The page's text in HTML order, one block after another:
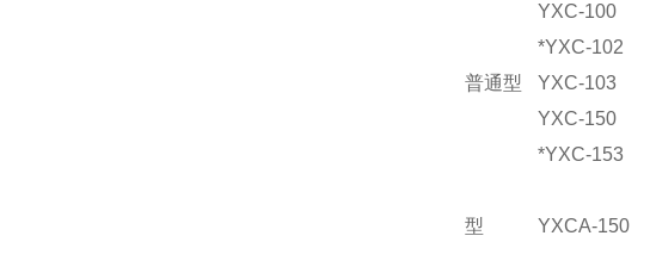
普通型
YXC-100
*YXC-102
YXC-103
YXC-150
*YXC-153
型 YXCA-150